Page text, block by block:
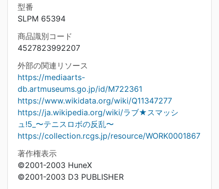
型番
SLPM 65394
商品識別コード
4527823992207
外部の関連リソース
https://mediaarts-
db.artmuseums.go.jp/id/M722361
https://www.wikidata.org/wiki/Q11347277
https://ja.wikipedia.org/wiki/ラブ★スマッシ
ュ!5_〜テニスロボの反乱〜
https://collection.rcgs.jp/resource/WORK0001867
著作権表示
©2001-2003 HuneX
©2001-2003 D3 PUBLISHER